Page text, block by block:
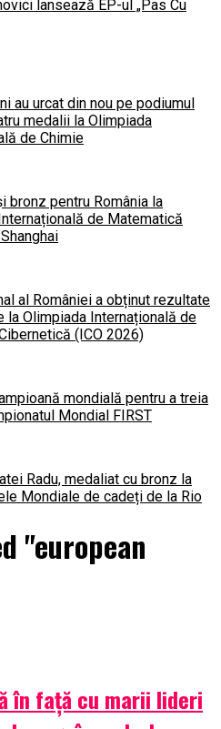
lansează EP-ul „Pas Cu
au urcat din nou pe podiumul
medalii la Olimpiada
de Chimie
bronz pentru România la
de Matematică
al României a obținut rezultate
la Olimpiada Internațională de
(ICO 2026)
mondială pentru a treia
Mondial FIRST
Radu, medaliat cu bronz la
Mondiale de cadeți de la Rio
"european
în față cu marii lideri